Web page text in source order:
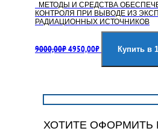
МЕТОДЫ И СРЕДСТВА
КОНТРОЛЯ ПРИ ВЫВОДЕ ИЗ
РАДИАЦИОННЫХ ИСТОЧНИКОВ
9000,00₽цена
4950,00₽цена:
Купить в
ХОТИТЕ ОФОРМИТЬ